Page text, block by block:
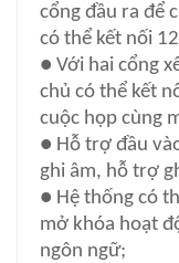
cổng đầu ra để
có thể kết nối
● Với hai cổng
chủ có thể kết
cuộc họp cùng
● Hỗ trợ đầu
ghi âm, hỗ trợ
● Hệ thống có
mở khóa hoạt
ngôn ngữ;